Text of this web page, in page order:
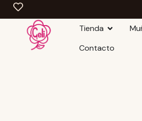
Tienda
Contacto